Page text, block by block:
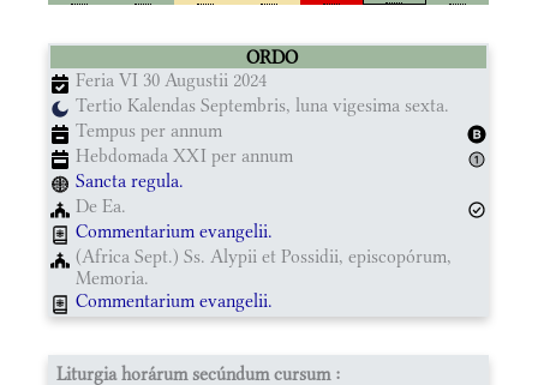
ORDO
Feria VI 30 Augustii 2024
Tertio Kalendas Septembris, luna vigesima sexta.
Tempus per annum
Hebdomada XXI per annum
Sancta regula.
De Ea.
Commentarium evangelii.
(Africa Sept.) Ss. Alypii et Possidii, episcopórum,
Memoria.
Commentarium evangelii.
Liturgia horárum secúndum cursum :